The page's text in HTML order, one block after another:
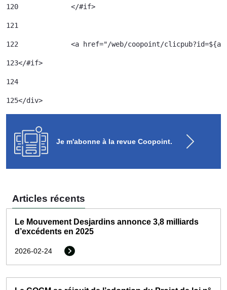
120
121
122
<a href="/web/coopoint/
123</#if>
124
125</div>
Je m'abonne à la revue Coopoint.
Articles récents
Le Mouvement Desjardins annonce 3,8 milliards
d’excédents en 2025
2026-02-24